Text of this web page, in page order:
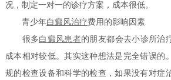
况，制定一对一的诊疗方案，成本很低。
青少年白癜风治疗费用的影响因素
很多白癜风患者的朋友都会去小诊所治
成本相对较低。其实这种想法是完全错误的
规的检查设备和科学的检查，如果没有对症